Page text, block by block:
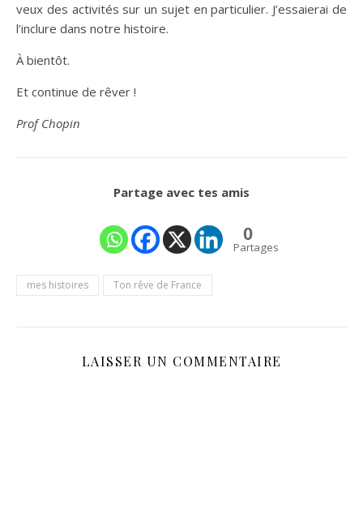
veux des activités sur un sujet en particulier. J’essaierai de
l’inclure dans notre histoire.
À bientôt.
Et continue de rêver !
Prof Chopin
Partage avec tes amis
0
Partages
mes histoires Ton rêve de France
LAISSER UN COMMENTAIRE